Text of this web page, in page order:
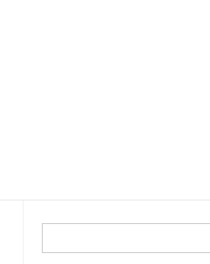
索: